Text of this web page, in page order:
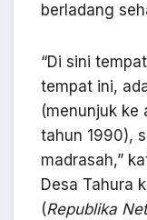
berladang
“Di sini
tempat ini,
(menunjuk ke
tahun 1990),
madrasah,”
Desa Tahura
(Republika